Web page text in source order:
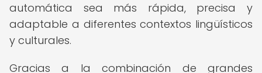
automática sea más rápida, precisa y
adaptable a diferentes contextos lingüísticos
y culturales.
Gracias a la combinación de grandes